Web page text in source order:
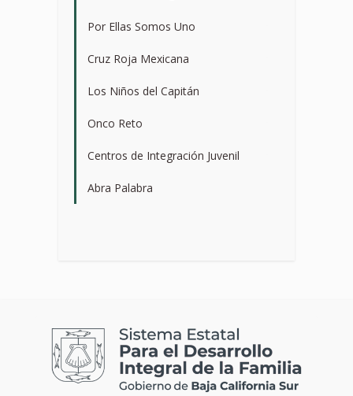
Por Ellas Somos Uno
Cruz Roja Mexicana
Los Niños del Capitán
Onco Reto
Centros de Integración Juvenil
Abra Palabra